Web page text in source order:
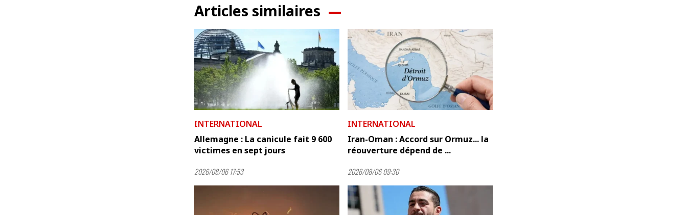
Articles similaires
INTERNATIONAL
Allemagne : La canicule fait 9 600
victimes en sept jours
2026/08/06 17:53
INTERNATIONAL
Iran-Oman : Accord sur Ormuz... la
réouverture dépend de ...
2026/08/06 09:30